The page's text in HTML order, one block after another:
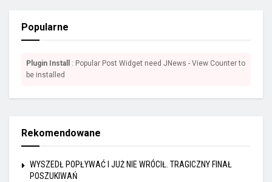
Popularne
Plugin Install
: Popular Post Widget need JNews - View Counter to
be installed
Rekomendowane
WYSZEDŁ POPŁYWAĆ I JUŻ NIE WRÓCIŁ. TRAGICZNY FINAŁ
POSZUKIWAŃ